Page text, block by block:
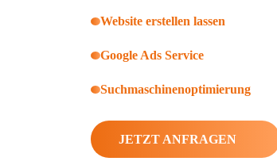
Website erstellen lassen
Google Ads Service
Suchmaschinenoptimierung
JETZT ANFRAGEN